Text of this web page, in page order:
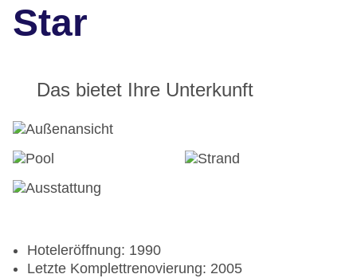
Star
Das bietet Ihre Unterkunft
Hoteleröffnung: 1990
Letzte Komplettrenovierung: 2005